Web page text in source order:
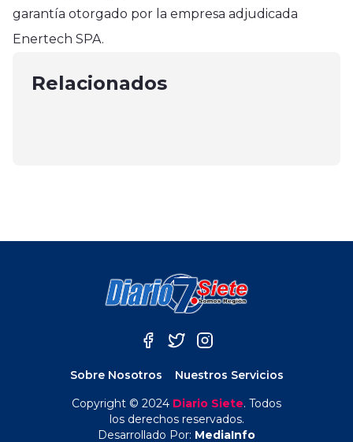
garantía otorgado por la empresa adjudicada
Enertech SPA.
Relacionados
Región del Maule
PDI Parral recupera vehículo tras
febrero 23, 2025
Región del Maule
Pelluhue con Carabineros
En Talca detienen a 2 sujetos por
Sobre Nosotros
Nuestros Servicios
Copyright © 2024 Diario Siete. Todos
los derechos reservados.
Desarrollado Por: MediaInfo